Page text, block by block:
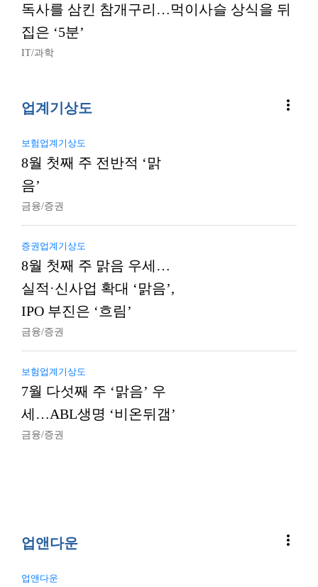
독사를 삼킨 참개구리…먹이사슬 상식을 뒤
집은 ‘5분’
IT/과학
업계기상도 more_vert
보험업계기상도
8월 첫째 주 전반적 ‘맑
음’
금융/증권
증권업계기상도
8월 첫째 주 맑음 우세…
실적·신사업 확대 ‘맑음’,
IPO 부진은 ‘흐림’
금융/증권
보험업계기상도
7월 다섯째 주 ‘맑음’ 우
세…ABL생명 ‘비온뒤갬’
금융/증권
업앤다운 more_vert
업앤다운